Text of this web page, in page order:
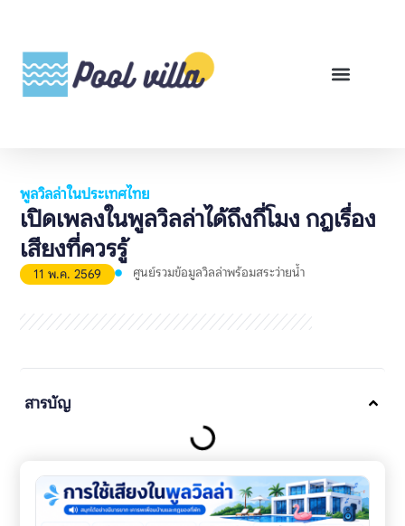
พูลวิลล่าในประเทศไทย
เปิดเพลงในพูลวิลล่าได้ถึงกี่โมง กฎเรื่อง
เสียงที่ควรรู้
11 พ.ค. 2569 ศูนย์รวมข้อมูลวิลล่าพร้อมสระว่ายน้ำ
สารบัญ